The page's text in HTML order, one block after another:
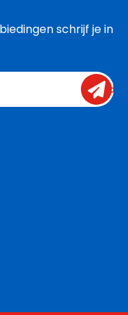
schrijf je in
send